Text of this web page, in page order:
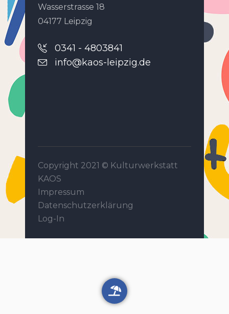
Wasserstrasse 18
04177 Leipzig
0341 - 4803841
info@kaos-leipzig.de
Copyright 2021 © Kulturwerkstatt
KAOS
Impressum
Datenschutzerklärung
Log-In